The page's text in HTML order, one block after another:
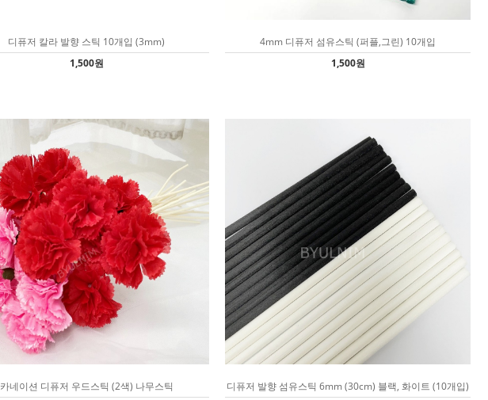
디퓨저 칼라 발향 스틱 10개입 (3mm)
1,500원
4mm 디퓨저 섬유스틱 (퍼플,그린) 10개입
1,500원
카네이션 디퓨저 우드스틱 (2색) 나무스틱
디퓨저 발향 섬유스틱 6mm (30cm) 블랙, 화이트 (10개입)